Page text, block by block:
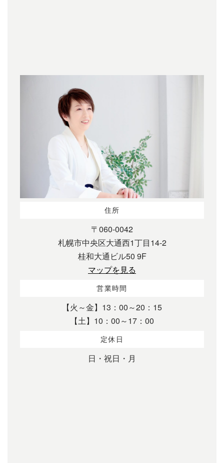
住所
〒060-0042
札幌市中央区大通西1丁目14-2
桂和大通ビル50 9F
マップを見る
営業時間
【火～金】13：00～20：15
【土】10：00～17：00
定休日
日・祝日・月